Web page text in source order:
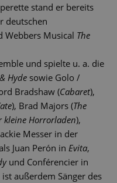
stand er bereits
deutschen
Webbers Musical The
und spielte u. a. die
Hyde sowie Golo /
Bradshaw (Cabaret),
), Brad Majors (The
kleine Horrorladen),
Messer in der
Juan Perón in Evita,
und Conférencier in
außerdem Sänger des